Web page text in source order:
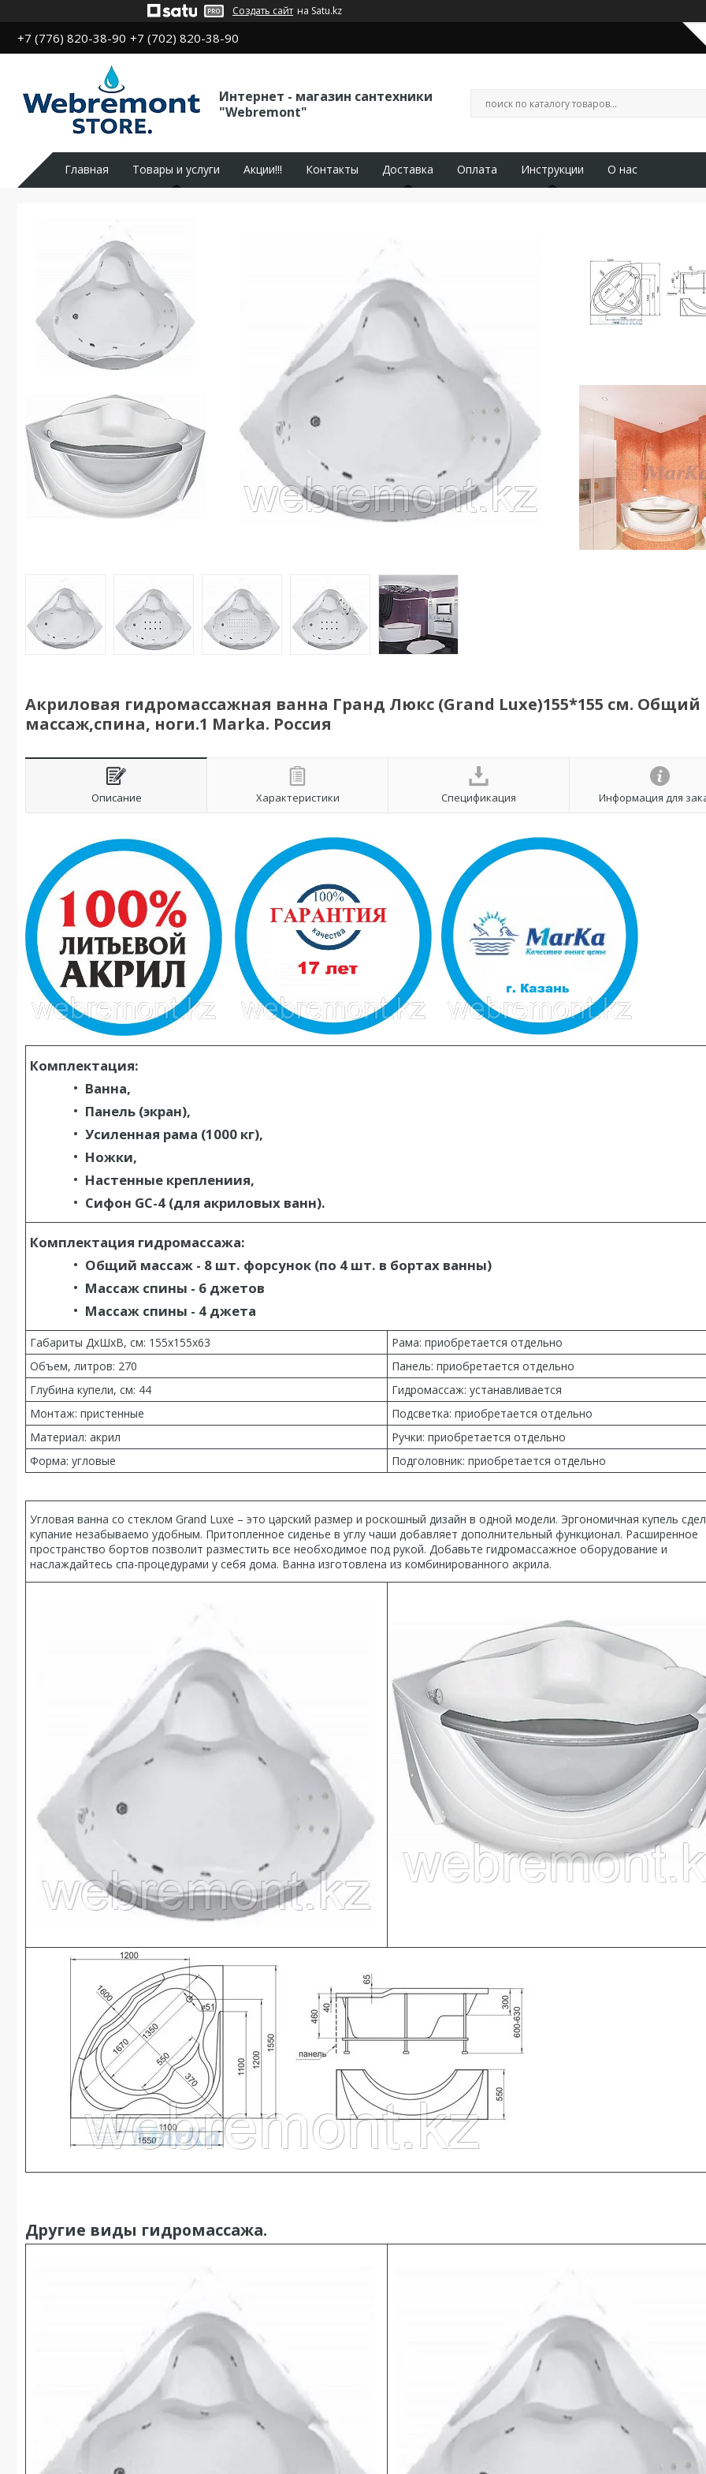
Создать сайт на Satu.kz
+7 (776) 820-38-90 +7 (702) 820-38-90
Интернет - магазин сантехники
"Webremont"
Главная Товары и услуги Акции!!! Контакты Доставка Оплата Инструкции О нас
Акриловая гидромассажная ванна Гранд Люкс (Grand Luxe)155*155 см. Общий
массаж,спина, ноги.1 Marka. Россия
Описание Характеристики Спецификация Информация для
Комплектация:
Ванна,
Панель (экран),
Усиленная рама (1000 кг),
Ножки,
Настенные креплениия,
Сифон GC-4 (для акриловых ванн).
Комплектация гидромассажа:
Общий массаж - 8 шт. форсунок (по 4 шт. в бортах ванны)
Массаж спины - 6 джетов
Массаж спины - 4 джета
Габариты ДхШхВ, см: 155x155x63
Рама: приобретается отдельно
Объем, литров: 270
Панель: приобретается отдельно
Глубина купели, см: 44
Гидромассаж: устанавливается
Монтаж: пристенные
Подсветка: приобретается отдельно
Материал: акрил
Ручки: приобретается отдельно
Форма: угловые
Подголовник: приобретается отдельно
Угловая ванна со стеклом Grand Luxe – это царский размер и роскошный дизайн в одной модели. Эргономичная купель
купание незабываемо удобным. Притопленное сиденье в углу чаши добавляет дополнительный функционал. Расширенное
пространство бортов позволит разместить все необходимое под рукой. Добавьте гидромассажное оборудование и
наслаждайтесь спа-процедурами у себя дома. Ванна изготовлена из комбинированного акрила.
Другие виды гидромассажа.